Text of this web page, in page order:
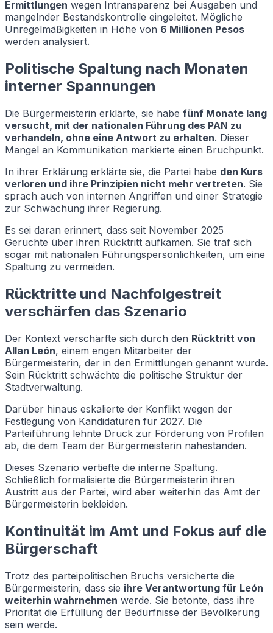
Ermittlungen wegen Intransparenz bei Ausgaben und
mangelnder Bestandskontrolle eingeleitet. Mögliche
Unregelmäßigkeiten in Höhe von 6 Millionen Pesos
werden analysiert.
Politische Spaltung nach Monaten
interner Spannungen
Die Bürgermeisterin erklärte, sie habe fünf Monate lang
versucht, mit der nationalen Führung des PAN zu
verhandeln, ohne eine Antwort zu erhalten. Dieser
Mangel an Kommunikation markierte einen Bruchpunkt.
In ihrer Erklärung erklärte sie, die Partei habe den Kurs
verloren und ihre Prinzipien nicht mehr vertreten. Sie
sprach auch von internen Angriffen und einer Strategie
zur Schwächung ihrer Regierung.
Es sei daran erinnert, dass seit November 2025
Gerüchte über ihren Rücktritt aufkamen. Sie traf sich
sogar mit nationalen Führungspersönlichkeiten, um eine
Spaltung zu vermeiden.
Rücktritte und Nachfolgestreit
verschärfen das Szenario
Der Kontext verschärfte sich durch den Rücktritt von
Allan León, einem engen Mitarbeiter der
Bürgermeisterin, der in den Ermittlungen genannt wurde.
Sein Rücktritt schwächte die politische Struktur der
Stadtverwaltung.
Darüber hinaus eskalierte der Konflikt wegen der
Festlegung von Kandidaturen für 2027. Die
Parteiführung lehnte Druck zur Förderung von Profilen
ab, die dem Team der Bürgermeisterin nahestanden.
Dieses Szenario vertiefte die interne Spaltung.
Schließlich formalisierte die Bürgermeisterin ihren
Austritt aus der Partei, wird aber weiterhin das Amt der
Bürgermeisterin bekleiden.
Kontinuität im Amt und Fokus auf die
Bürgerschaft
Trotz des parteipolitischen Bruchs versicherte die
Bürgermeisterin, dass sie ihre Verantwortung für León
weiterhin wahrnehmen werde. Sie betonte, dass ihre
Priorität die Erfüllung der Bedürfnisse der Bevölkerung
sein werde.